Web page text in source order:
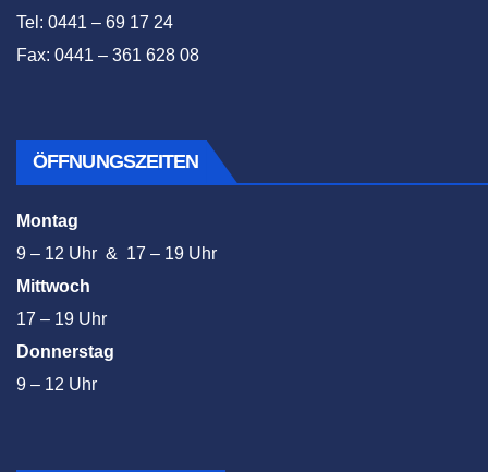
Tel: 0441 – 69 17 24
Fax: 0441 – 361 628 08
ÖFFNUNGSZEITEN
Montag
9 – 12 Uhr & 17 – 19 Uhr
Mittwoch
17 – 19 Uhr
Donnerstag
9 – 12 Uhr